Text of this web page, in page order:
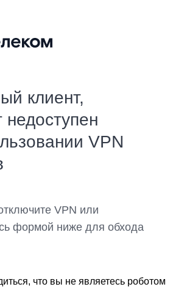
клиент,
VPN
VPN или
формой ниже для обхода
что вы не являетесь роботом